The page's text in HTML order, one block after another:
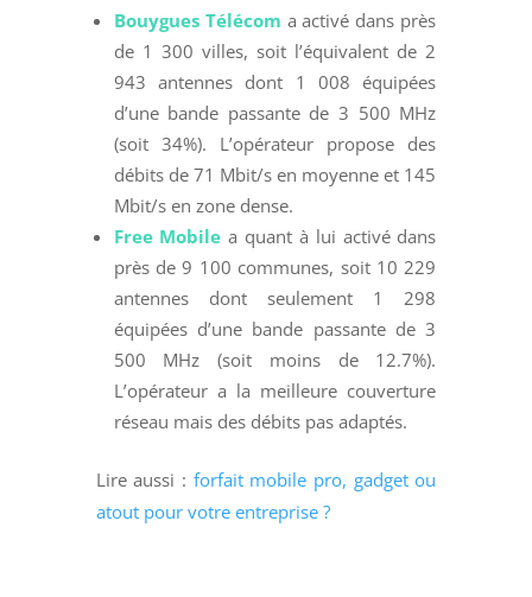
Bouygues Télécom a activé dans près
de 1 300 villes, soit l’équivalent de 2
943 antennes dont 1 008 équipées
d’une bande passante de 3 500 MHz
(soit 34%). L’opérateur propose des
débits de 71 Mbit/s en moyenne et 145
Mbit/s en zone dense.
Free Mobile a quant à lui activé dans
près de 9 100 communes, soit 10 229
antennes dont seulement 1 298
équipées d’une bande passante de 3
500 MHz (soit moins de 12.7%).
L’opérateur a la meilleure couverture
réseau mais des débits pas adaptés.
Lire aussi : forfait mobile pro, gadget ou
atout pour votre entreprise ?